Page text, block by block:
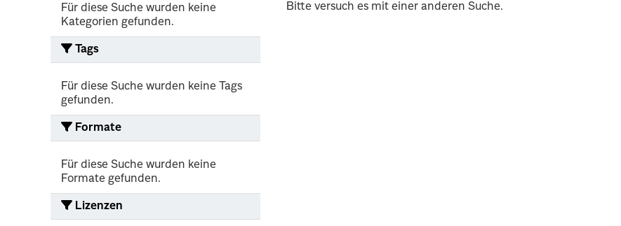
Für diese Suche wurden keine
Kategorien gefunden.
Tags
Für diese Suche wurden keine Tags
gefunden.
Formate
Für diese Suche wurden keine
Formate gefunden.
Lizenzen
Bitte versuch es mit einer anderen Suche.